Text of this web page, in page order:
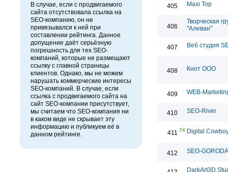
В случае, если с продвигаемого
сайта отсутствовала ссылка на
SEO-компанию, он не
привязывался к ней при
составлении рейтинга. Данное
допущение даёт серьёзную
погрешность для тех SEO-
компаний, которые не размещают
ссылку с главной страницы
клиентов. Однако, мы не можем
нарушать коммерческие интересы
SEO-компаний. В случае, если
ссылка с продвигаемого сайта на
сайт SEO-компании присутствует,
мы считаем что SEO-компания ни
в каком виде не скрывает эту
информацию и публикуем её в
данном рейтинге.
405 Maxi Top
406
Творческая
"Алеван"
407 Веб студия
408 Кнот ООО
409 WEB-
410 SEO-River
411 74 Digital
412 SEO-GORODA
DarkArt3D